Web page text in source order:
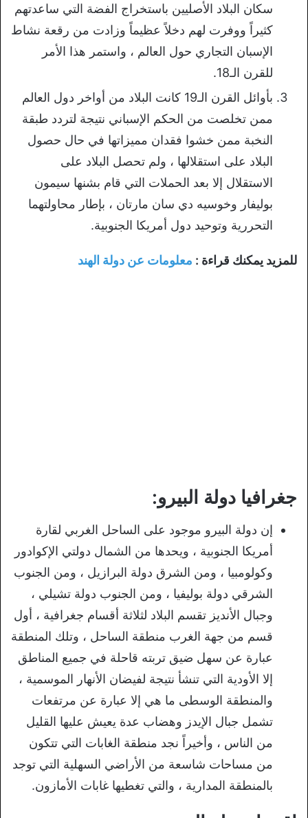
سكان البلاد الأصليين باستخراج الفضة التي ساعدتهم
كثيراً ووفرت لهم دخلاً عظيماً وزادت من رقعة نشاط
الإسبان التجاري حول العالم ، واستمر هذا الأمر
للقرن الـ18.
بأوائل القرن الـ19 كانت البلاد من أواخر دول العالم
ممن تخلصت من الحكم الإسباني نتيجة لتردد طبقة
النخبة ممن خشوا فقدان مميزاتها في حال حصول
البلاد على استقلالها ، ولم تحصل البلاد على
الاستقلال إلا بعد الحملات التي قام بشنها سيمون
بوليفار وخوسيه دي سان مارتان ، بإطار محاولتهما
التحررية وتوحيد دول أمريكا الجنوبية.
للمزيد يمكنك قراءة : معلومات عن دولة الهند
جغرافيا دولة البيرو:
إن دولة البيرو موجود على الساحل الغربي لقارة
أمريكا الجنوبية ، ويحدها من الشمال دولتي الإكوادور
وكولومبيا ، ومن الشرق دولة البرازيل ، ومن الجنوب
الشرقي دولة بوليفيا ، ومن الجنوب دولة تشيلي ،
وجبال الأنديز تقسم البلاد لثلاثة أقسام جغرافية ، أول
قسم من جهة الغرب منطقة الساحل ، وتلك المنطقة
عبارة عن سهل ضيق تربته قاحلة في جميع المناطق
إلا الأودية التي تنشأ نتيجة لفيضان الأنهار الموسمية ،
والمنطقة الوسطى ما هي إلا عبارة عن مرتفعات
تشمل جبال الإيدز وهضاب عدة يعيش عليها القليل
من الناس ، وأخيراً نجد منطقة الغابات التي تتكون
من مساحات شاسعة من الأراضي السهلية التي توجد
بالمنطقة المدارية ، والتي تغطيها غابات الأمازون.